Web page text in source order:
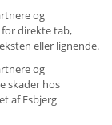
og
direkte tab,
eller lignende.
og
skader hos
af Esbjerg